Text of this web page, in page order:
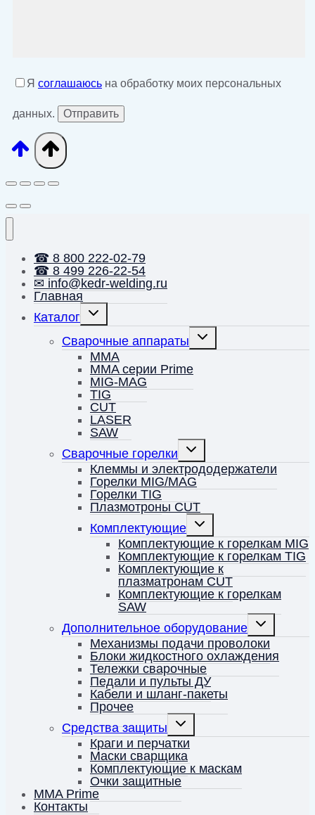
Я соглашаюсь на обработку моих персональных
данных.
☎ 8 800 222-02-79
☎ 8 499 226-22-54
✉ info@kedr-welding.ru
Главная
Каталог
Переключить
дочернее
меню
Сварочные аппараты
Переключить
дочернее
меню
MMA
MMA серии Prime
MIG-MAG
TIG
CUT
LASER
SAW
Сварочные горелки
Переключить
дочернее
меню
Клеммы и электрододержатели
Горелки MIG/MAG
Горелки TIG
Плазмотроны CUT
Комплектующие
Переключить
дочернее
меню
Комплектующие к горелкам MIG
Комплектующие к горелкам TIG
Комплектующие к
плазматронам CUT
Комплектующие к горелкам
SAW
Дополнительное оборудование
Переключить
дочернее
меню
Механизмы подачи проволоки
Блоки жидкостного охлаждения
Тележки сварочные
Педали и пульты ДУ
Кабели и шланг-пакеты
Прочее
Средства защиты
Переключить
дочернее
меню
Краги и перчатки
Маски сварщика
Комплектующие к маскам
Очки защитные
MMA Prime
Контакты